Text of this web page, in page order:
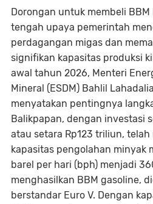
Dorongan untuk membeli
tengah upaya pemerintah
perdagangan migas dan
signifikan kapasitas produksi
awal tahun 2026, Menteri
Mineral (ESDM) Bahlil
menyatakan pentingnya
Balikpapan, dengan investasi
atau setara Rp123 triliun,
kapasitas pengolahan minyak
barel per hari (bph) menjadi
menghasilkan BBM gasoline,
berstandar Euro V. Dengan